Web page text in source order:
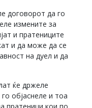
договорот да го
измените за
и пратениците
и да може да се
на дуел и да
ќе држеле
објаснеле и тоа